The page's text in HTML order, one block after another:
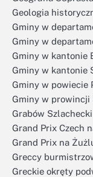
Geologia
Gminy w
Gminy w
Gminy w kantonie
Gminy w kantonie
Gminy w powiecie
Gminy w prowincji
Grabów Szlachecki
Grand Prix Czech
Grand Prix na
Greccy
Greckie okręty